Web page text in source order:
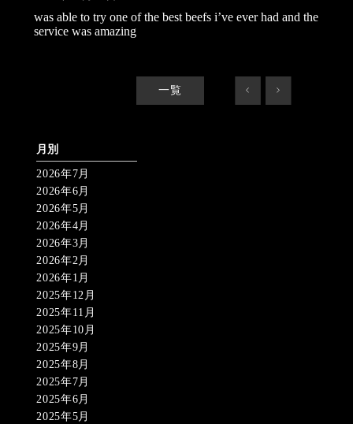
was able to try one of the best beefs i’ve ever had and the
service was amazing
一覧 < >
月別
2026年7月
2026年6月
2026年5月
2026年4月
2026年3月
2026年2月
2026年1月
2025年12月
2025年11月
2025年10月
2025年9月
2025年8月
2025年7月
2025年6月
2025年5月